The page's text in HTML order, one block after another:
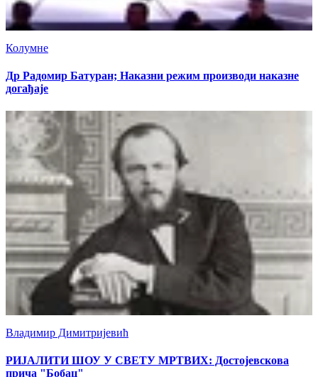
Колумне
Др Радомир Батуран; Наказни режим производи наказне
догађаје
Владимир Димитријевић
РИЈАЛИТИ ШОУ У СВЕТУ МРТВИХ: Достојевскова
прича "Бобац"